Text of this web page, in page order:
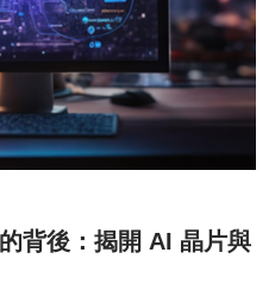
背後：揭開 AI 晶片與